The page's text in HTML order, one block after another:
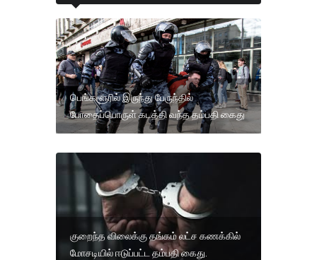
பெங்களூரில் இருந்து பேருந்தில்
போதைப்பொருள் கடத்தி வந்த தம்பதி கைது
குறைந்த விலைக்கு தங்கம் லட்ச கணக்கில்
மோசடியில் ஈடுப்பட்ட தம்பதி கைது.